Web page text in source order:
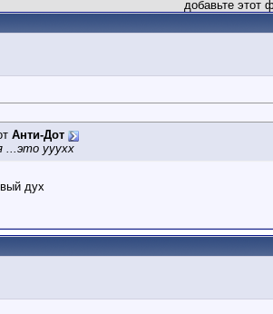
добавьте этот
Анти-Дот
...это ууухх
дух